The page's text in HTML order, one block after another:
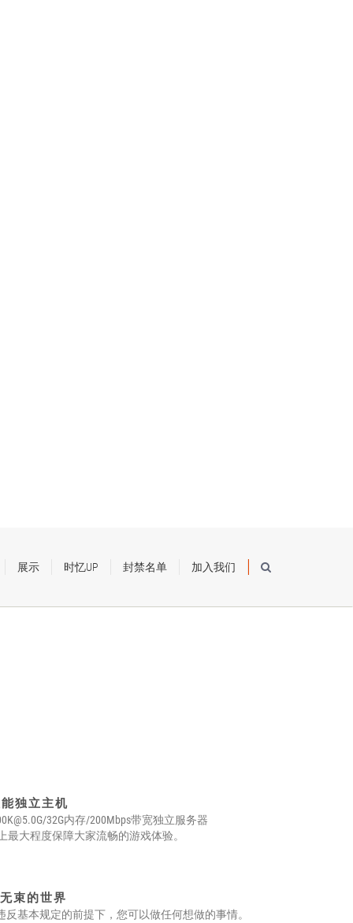
展示 时忆UP 封禁名单 加入我们
独立主机
/32G内存/200Mbps带宽独立服务器
最大程度保障大家流畅的游戏体验。
束的世界
反基本规定的前提下，您可以做任何想做的事情。